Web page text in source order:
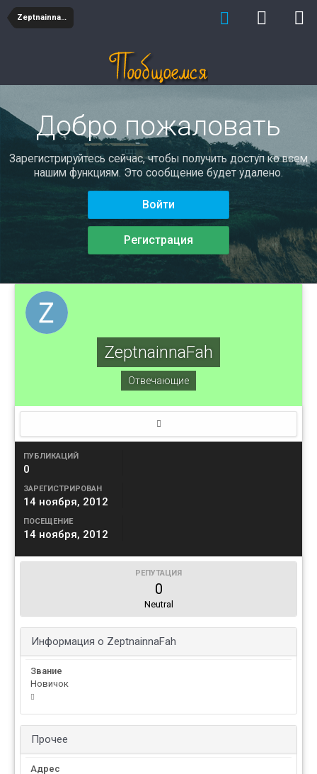
ZeptnainnaFah
Добро пожаловать
Зарегистрируйтесь сейчас, чтобы получить доступ ко всем
нашим функциям. Это сообщение будет удалено.
Войти
Регистрация
ZeptnainnaFah
Отвечающие
ПУБЛИКАЦИЙ
0
ЗАРЕГИСТРИРОВАН
14 ноября, 2012
ПОСЕЩЕНИЕ
14 ноября, 2012
РЕПУТАЦИЯ
0
Neutral
Информация о ZeptnainnaFah
Звание
Новичок
Прочее
Адрес